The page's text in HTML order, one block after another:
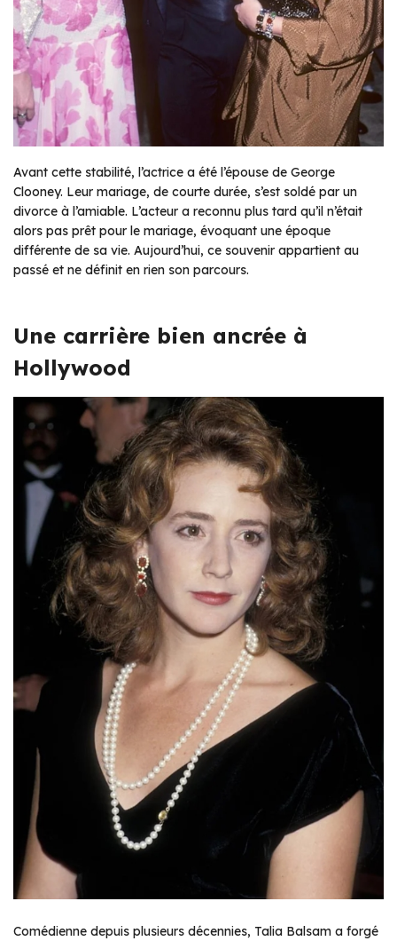
Avant cette stabilité, l’actrice a été l’épouse de George
Clooney. Leur mariage, de courte durée, s’est soldé par un
divorce à l’amiable. L’acteur a reconnu plus tard qu’il n’était
alors pas prêt pour le mariage, évoquant une époque
différente de sa vie. Aujourd’hui, ce souvenir appartient au
passé et ne définit en rien son parcours.
Une carrière bien ancrée à
Hollywood
Comédienne depuis plusieurs décennies, Talia Balsam a forgé